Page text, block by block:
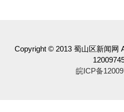
Copyright © 2013 蜀山区新闻网
皖ICP备